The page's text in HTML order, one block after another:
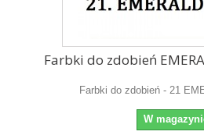
Farbki do zdobień
Farbki do zdobień - 21
W